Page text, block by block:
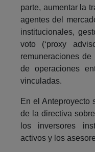
parte, aumentar la
agentes del
institucionales,
voto (‘proxy
remuneraciones
de operaciones
vinculadas.
En el Anteproyecto
de la directiva
los inversores
activos y los